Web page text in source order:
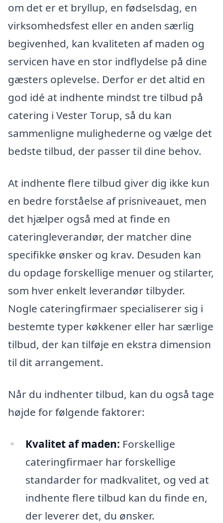
om det er et bryllup, en fødselsdag, en
virksomhedsfest eller en anden særlig
begivenhed, kan kvaliteten af maden og
servicen have en stor indflydelse på dine
gæsters oplevelse. Derfor er det altid en
god idé at indhente mindst tre tilbud på
catering i Vester Torup, så du kan
sammenligne mulighederne og vælge det
bedste tilbud, der passer til dine behov.
At indhente flere tilbud giver dig ikke kun
en bedre forståelse af prisniveauet, men
det hjælper også med at finde en
cateringleverandør, der matcher dine
specifikke ønsker og krav. Desuden kan
du opdage forskellige menuer og stilarter,
som hver enkelt leverandør tilbyder.
Nogle cateringfirmaer specialiserer sig i
bestemte typer køkkener eller har særlige
tilbud, der kan tilføje en ekstra dimension
til dit arrangement.
Når du indhenter tilbud, kan du også tage
højde for følgende faktorer:
Kvalitet af maden: Forskellige
cateringfirmaer har forskellige
standarder for madkvalitet, og ved at
indhente flere tilbud kan du finde en,
der leverer det, du ønsker.